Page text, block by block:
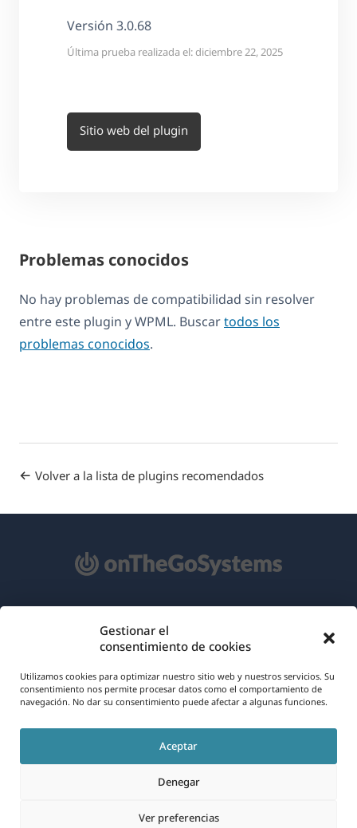
Gestionar el
consentimiento de cookies
Utilizamos cookies para optimizar nuestro sitio web y nuestros servicios. Su
consentimiento nos permite procesar datos como el comportamiento de
navegación. No dar su consentimiento puede afectar a algunas funciones.
Aceptar
Denegar
Ver preferencias
Versión 3.0.68
Última prueba realizada el: diciembre 22, 2025
Sitio web del plugin
Problemas conocidos
No hay problemas de compatibilidad sin resolver
entre este plugin y WPML. Buscartodos los
problemas conocidos.
Volver a la lista de plugins recomendados
Español
RGPD y Política de Privacidad
Únete a nuestro equipo(se
abre
nueva
(se
abre
en
una
nueva
(se
abre
en
una
nueva
(se
abre
una